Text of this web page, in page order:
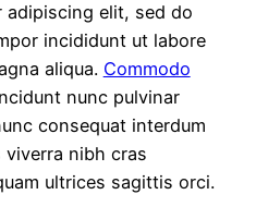
adipiscing elit, sed do
incididunt ut labore
aliqua. Commodo
nunc pulvinar
consequat interdum
viverra nibh cras
ultrices sagittis orci.